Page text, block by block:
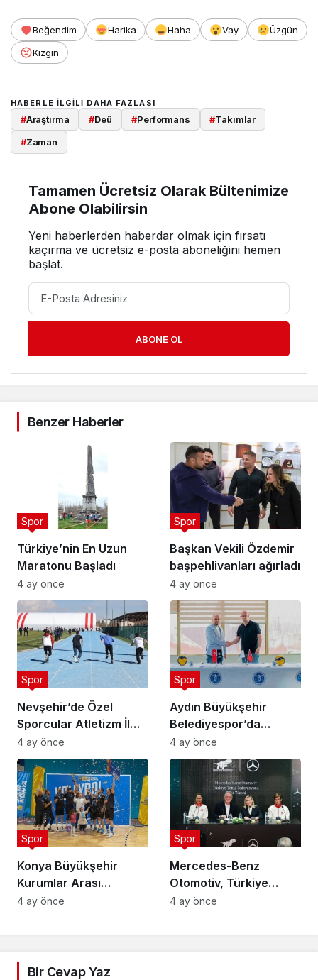
Beğendim Harika Haha Vay
Üzgün
Kızgın
HABERLE ILGILI DAHA FAZLASI
#Araştırma #Deü #Performans #Takımlar
#Zaman
Tamamen Ücretsiz Olarak Bültenimize
Abone Olabilirsin
Yeni haberlerden haberdar olmak için fırsatı
kaçırma ve ücretsiz e-posta aboneliğini hemen
başlat.
ABONE OL
Benzer Haberler
Türkiye’nin En Uzun
Maratonu Başladı
Spor
4 ay önce
Başkan Vekili Özdemir
başpehlivanları ağırladı
Spor
4 ay önce
Nevşehir’de Özel
Sporcular Atletizm İl
Şampiyonası
Düzenlendi
Spor
4 ay önce
Aydın Büyükşehir
Belediyespor’da
Ataman Güneyligil
Dönemi
Spor
4 ay önce
Konya Büyükşehir
Kurumlar Arası
Voleybol Turnuvası
Spor
4 ay önce
Mercedes-Benz
Otomotiv, Türkiye
Tenis Federasyonu’nun
Spor
4 ay önce
Bir Cevap Yaz